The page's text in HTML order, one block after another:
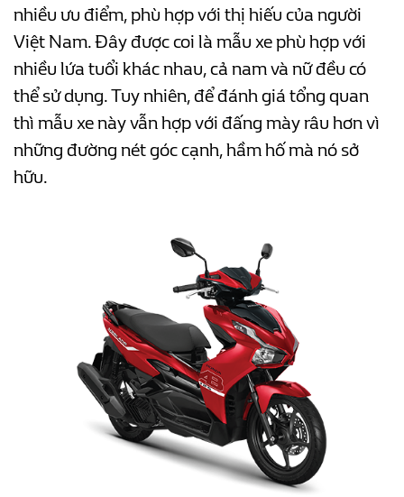
nhiều ưu điểm, phù hợp với thị hiếu của người
Việt Nam. Đây được coi là mẫu xe phù hợp với
nhiều lứa tuổi khác nhau, cả nam và nữ đều có
thể sử dụng. Tuy nhiên, để đánh giá tổng quan
thì mẫu xe này vẫn hợp với đấng mày râu hơn vì
những đường nét góc cạnh, hầm hố mà nó sở
hữu.